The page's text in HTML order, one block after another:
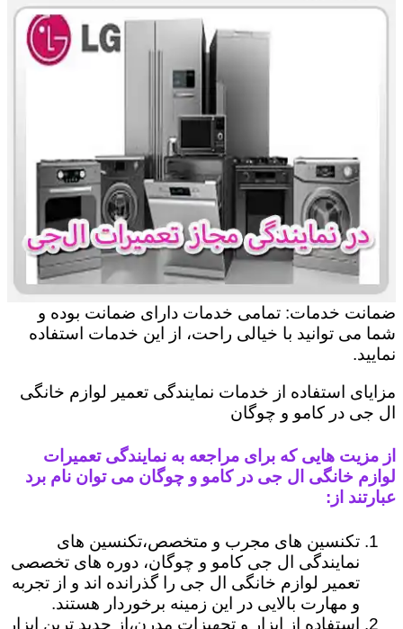
ضمانت خدمات: تمامی خدمات دارای ضمانت بوده و
شما می توانید با خیالی راحت، از این خدمات استفاده
نمایید.
مزایای استفاده از خدمات نمایندگی تعمیر لوازم خانگی
ال جی در کامو و چوگان
از مزیت هایی که برای مراجعه به نمایندگی تعمیرات
لوازم خانگی ال جی در کامو و چوگان می توان نام برد
عبارتند از:
تکنسین های مجرب و متخصص،تکنسین های
نمایندگی ال جی کامو و چوگان، دوره های تخصصی
تعمیر لوازم خانگی ال جی را گذرانده اند و از تجربه
و مهارت بالایی در این زمینه برخوردار هستند.
استفاده از ابزار و تجهیزات مدرن،از جدید ترین ابزار